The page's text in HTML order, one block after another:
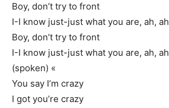
Boy, don’t try to front
I-I know just-just what you are, ah, ah
Boy, don’t try to front
I-I know just-just what you are, ah, ah
(spoken) «
You say I’m crazy
I got you’re crazy